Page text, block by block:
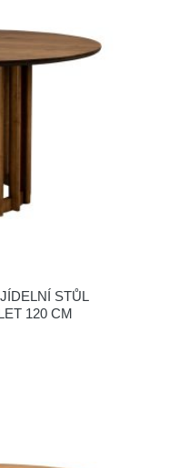
STŮL
120 CM